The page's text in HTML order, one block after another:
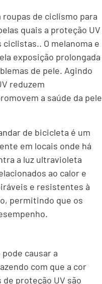
de ciclismo para
quais a proteção UV
O melanoma e
exposição prolongada
de pele. Agindo
reduzem
a saúde da pele
de bicicleta é um
em locais onde há
a luz ultravioleta
ao calor e
​​e resistentes à
permitindo que os
causar a
com que a cor
proteção UV são